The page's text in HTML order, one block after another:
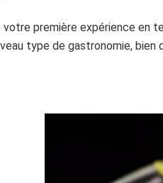
première expérience en
type de gastronomie, bien